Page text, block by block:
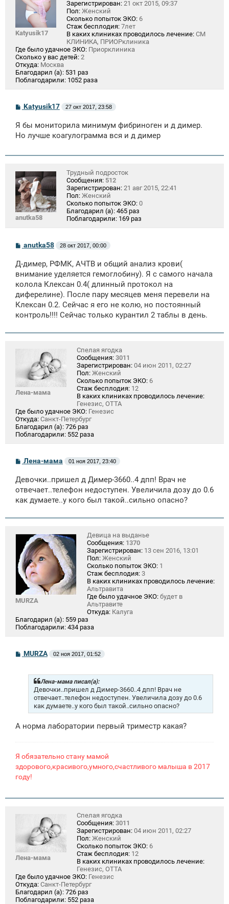
Katyusik17
Зарегистрирован: 21 окт 2015, 09:37
Пол: Женский
Сколько попыток ЭКО: 6
Стаж бесплодия: 7лет
В каких клиниках проводилось лечение: СМ
КЛИНИКА, ПРИОРклиника
Где было удачное ЭКО: Приорклиника
Сколько у вас детей: 2
Откуда: Москва
Благодарил (а): 531 раз
Поблагодарили: 1052 раза
С
о
б
щ
и
Katyusik17 27 окт 2017, 23:58
Я бы мониторила минимум фибриноген и д димер.
Но лучше коагулограмма вся и д димер
anutka58
Трудный подросток
Сообщения: 512
Зарегистрирован: 21 авг 2015, 22:41
Пол: Женский
Сколько попыток ЭКО: 0
Благодарил (а): 465 раз
Поблагодарили: 169 раз
С
о
б
щ
н
и
anutka58 28 окт 2017, 00:00
Д-димер, РФМК, АЧТВ и общий анализ крови(
внимание уделяется гемоглобину). Я с самого начала
колола Клексан 0.4( длинный протокол на
диферелине). После пару месяцев меня перевели на
Клексан 0.2. Сейчас я его не колю, но постоянный
контроль!!!! Сейчас только курантил 2 таблы в день.
Лена-мама
Спелая ягодка
Сообщения: 3011
Зарегистрирован: 04 июн 2011, 02:27
Пол: Женский
Сколько попыток ЭКО: 6
Стаж бесплодия: 12
В каких клиниках проводилось лечение:
Генезис, ОТТА
Где было удачное ЭКО: Генезис
Откуда: Санкт-Петербург
Благодарил (а): 726 раз
Поблагодарили: 552 раза
С
о
б
щ
н
е
Лена-мама 01 ноя 2017, 23:40
Девочки..пришел д Димер-3660..4 дпп! Врач не
отвечает..телефон недоступен. Увеличила дозу до 0.6
как думаете..у кого был такой..сильно опасно?
MURZA
Девица на выданье
Сообщения: 1370
Зарегистрирован: 13 сен 2016, 13:01
Пол: Женский
Сколько попыток ЭКО: 1
Стаж бесплодия: 3
В каких клиниках проводилось лечение:
Альтравита
Где было удачное ЭКО: будет в
Альтравите
Откуда: Калуга
Благодарил (а): 559 раз
Поблагодарили: 434 раза
С
о
MURZA 02 ноя 2017, 01:52
Лена-мама писал(а):
Девочки..пришел д Димер-3660..4 дпп! Врач не
отвечает..телефон недоступен. Увеличила дозу до 0.6
как думаете..у кого был такой..сильно опасно?
А норма лаборатории первый триместр какая?
Я обязательно стану мамой
здорового,красивого,умного,счастливого малыша в 2017
году!
Лена-мама
Спелая ягодка
Сообщения: 3011
Зарегистрирован: 04 июн 2011, 02:27
Пол: Женский
Сколько попыток ЭКО: 6
Стаж бесплодия: 12
В каких клиниках проводилось лечение:
Генезис, ОТТА
Где было удачное ЭКО: Генезис
Откуда: Санкт-Петербург
Благодарил (а): 726 раз
Поблагодарили: 552 раза